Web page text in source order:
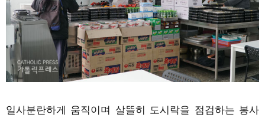
일사분란하게 움직이며 살뜰히 도시락을 점검하는 봉사